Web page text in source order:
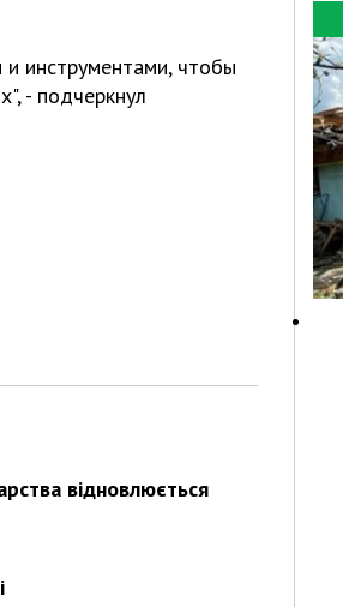
инструментами, чтобы
- подчеркнул
відновлюється